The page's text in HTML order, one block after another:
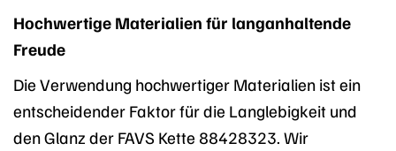
Hochwertige Materialien für langanhaltende
Freude
Die Verwendung hochwertiger Materialien ist ein
entscheidender Faktor für die Langlebigkeit und
den Glanz der FAVS Kette 88428323. Wir